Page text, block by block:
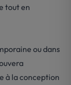
tout en
ou dans
à la conception